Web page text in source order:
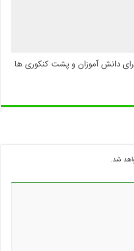
دانش آموزان و پشت کنکوری ها
شد.